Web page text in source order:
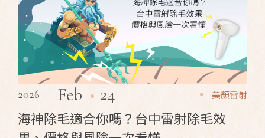
2026 Feb 24 美顏雷射
海神除毛適合你嗎？台中雷射除毛效